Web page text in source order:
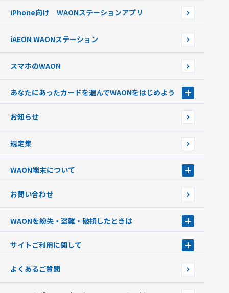
オートチャージ
ポイントからチャージする
チャージ上限金額の変更について
WAONネットステーションWAON端末について
iPhone向け WAONステーションアプリ
iAEON WAONステーション
スマホのWAON
あなたにあったカードを選んでWAONをはじめよう
フードバンク応援WAON
ご当地WAON
G.G WAON
WAONカード・WAONカードプラス
モバイルWAON
提携WAONカード
お知らせ
規定集
WAON端末について
WAONネットステーション
新型WAONステーション
WAONチャージャーmini
お問い合わせ
WAONを紛失・盗難・破損したときは
WAONカードの拾得について
サイトご利用に関して
企業情報
よくあるご質問